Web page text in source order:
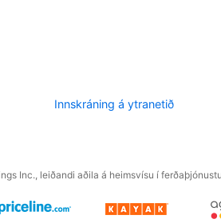
Innskráning á ytranetið
Inc., leiðandi aðila á heimsvísu í